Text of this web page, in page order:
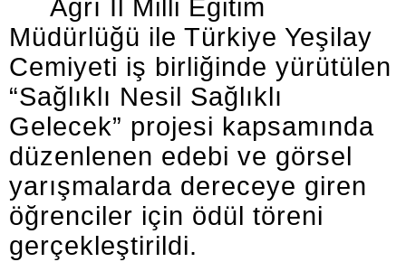
Ağrı İl Milli Eğitim
Müdürlüğü ile Türkiye Yeşilay
Cemiyeti iş birliğinde yürütülen
“Sağlıklı Nesil Sağlıklı
Gelecek” projesi kapsamında
düzenlenen edebi ve görsel
yarışmalarda dereceye giren
öğrenciler için ödül töreni
gerçekleştirildi.